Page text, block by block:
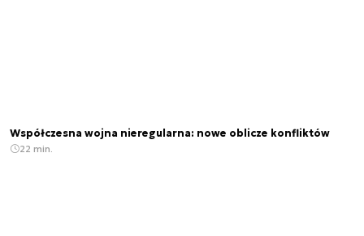
Współczesna wojna nieregularna: nowe oblicze konfliktów
22 min.